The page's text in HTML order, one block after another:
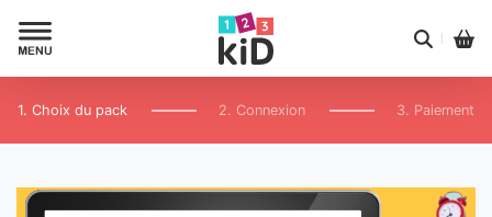
1. Choix du pack 2. Connexion 3. Paiement